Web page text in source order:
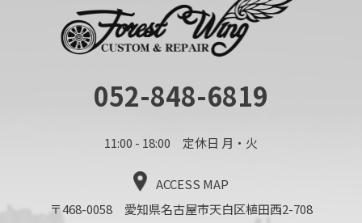
052-848-6819
11:00 - 18:00 定休日 月・火
ACCESS MAP
〒468-0058 愛知県名古屋市天白区植田西2-708